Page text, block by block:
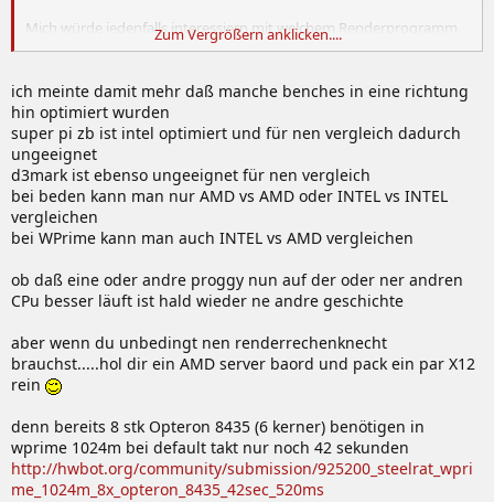
Mich würde jedenfalls interessiern mit welchem Renderprogramm
die getestet haben.
Zum Vergrößern anklicken....
ich meinte damit mehr daß manche benches in eine richtung
hin optimiert wurden
super pi zb ist intel optimiert und für nen vergleich dadurch
ungeeignet
d3mark ist ebenso ungeeignet für nen vergleich
bei beden kann man nur AMD vs AMD oder INTEL vs INTEL
vergleichen
bei WPrime kann man auch INTEL vs AMD vergleichen
ob daß eine oder andre proggy nun auf der oder ner andren
CPu besser läuft ist hald wieder ne andre geschichte
aber wenn du unbedingt nen renderrechenknecht
brauchst.....hol dir ein AMD server baord und pack ein par X12
rein
denn bereits 8 stk Opteron 8435 (6 kerner) benötigen in
wprime 1024m bei default takt nur noch 42 sekunden
http://hwbot.org/community/submission/925200_steelrat_wpri
me_1024m_8x_opteron_8435_42sec_520ms